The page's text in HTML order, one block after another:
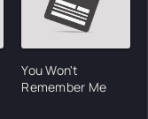
You Won't
Remember Me